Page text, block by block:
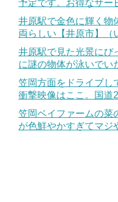
予定です。お得なサー
井原駅で金色に輝く
両らしい【井原市】（
井原駅で見た光景に
に謎の物体が泳いでい
笠岡方面をドライブし
衝撃映像はここ。国道
笠岡ベイファームの菜
が色鮮やかすぎてマジ